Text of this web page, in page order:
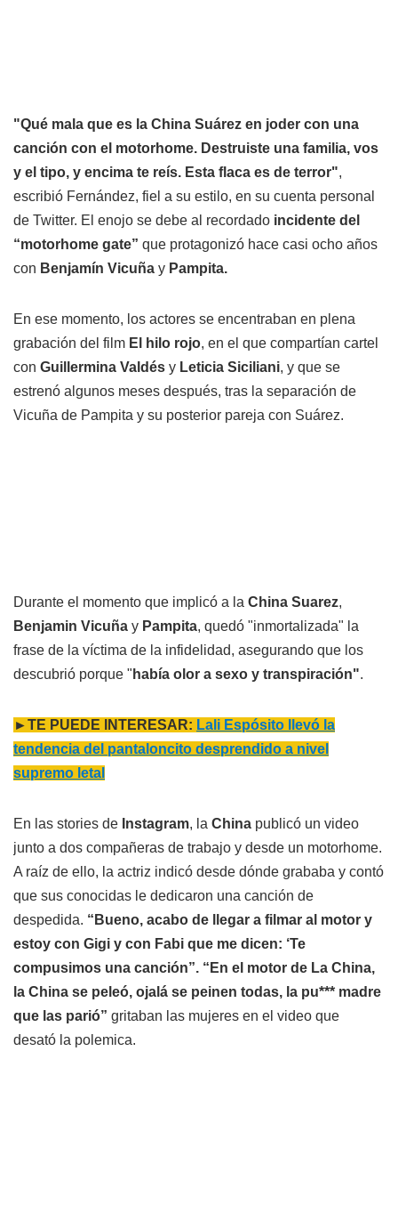
"Qué mala que es la China Suárez en joder con una
canción con el motorhome. Destruiste una familia, vos
y el tipo, y encima te reís. Esta flaca es de terror",
escribió Fernández, fiel a su estilo, en su cuenta personal
de Twitter. El enojo se debe al recordado incidente del
“motorhome gate” que protagonizó hace casi ocho años
con Benjamín Vicuña y Pampita.
En ese momento, los actores se encentraban en plena
grabación del film El hilo rojo, en el que compartían cartel
con Guillermina Valdés y Leticia Siciliani, y que se
estrenó algunos meses después, tras la separación de
Vicuña de Pampita y su posterior pareja con Suárez.
Durante el momento que implicó a la China Suarez,
Benjamin Vicuña y Pampita, quedó "inmortalizada" la
frase de la víctima de la infidelidad, asegurando que los
descubrió porque " había olor a sexo y transpiración".
►TE PUEDE INTERESAR: Lali Espósito llevó la
tendencia del pantaloncito desprendido a nivel
supremo letal
En las stories de Instagram, la China publicó un video
junto a dos compañeras de trabajo y desde un motorhome.
A raíz de ello, la actriz indicó desde dónde grababa y contó
que sus conocidas le dedicaron una canción de
despedida. “Bueno, acabo de llegar a filmar al motor y
estoy con Gigi y con Fabi que me dicen: ‘Te
compusimos una canción”. “En el motor de La China,
la China se peleó, ojalá se peinen todas, la pu*** madre
que las parió” gritaban las mujeres en el video que
desató la polemica.